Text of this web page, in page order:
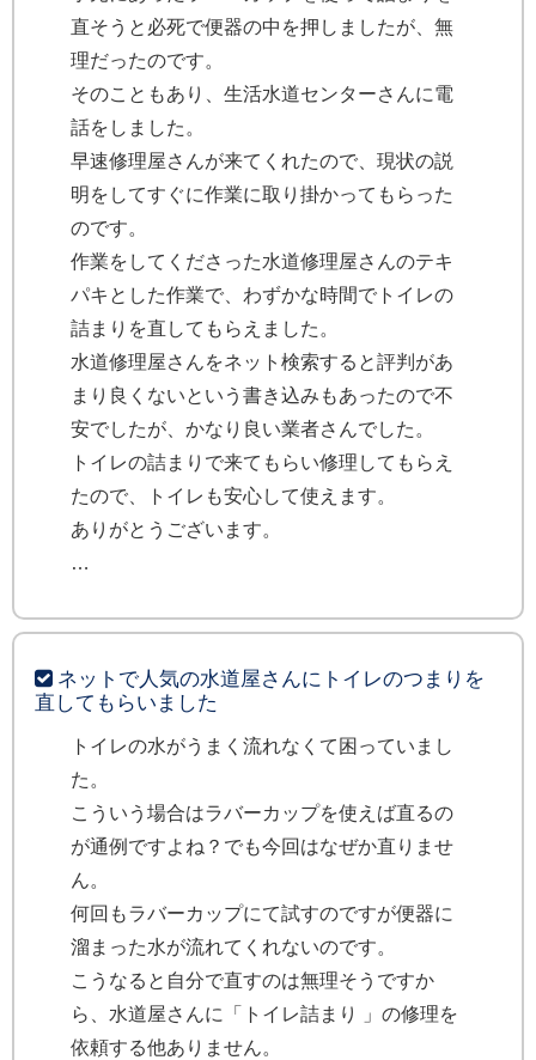
直そうと必死で便器の中を押しましたが、無
理だったのです。
そのこともあり、生活水道センターさんに電
話をしました。
早速修理屋さんが来てくれたので、現状の説
明をしてすぐに作業に取り掛かってもらった
のです。
作業をしてくださった水道修理屋さんのテキ
パキとした作業で、わずかな時間でトイレの
詰まりを直してもらえました。
水道修理屋さんをネット検索すると評判があ
まり良くないという書き込みもあったので不
安でしたが、かなり良い業者さんでした。
トイレの詰まりで来てもらい修理してもらえ
たので、トイレも安心して使えます。
ありがとうございます。
ネットで人気の水道屋さんにトイレのつまりを
直してもらいました
トイレの水がうまく流れなくて困っていまし
た。
こういう場合はラバーカップを使えば直るの
が通例ですよね？でも今回はなぜか直りませ
ん。
何回もラバーカップにて試すのですが便器に
溜まった水が流れてくれないのです。
こうなると自分で直すのは無理そうですか
ら、水道屋さんに「トイレ詰まり 」の修理を
依頼する他ありません。